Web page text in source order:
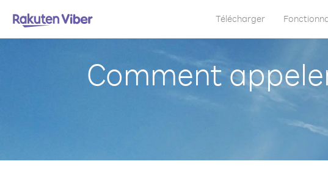
Télécharger
Comment